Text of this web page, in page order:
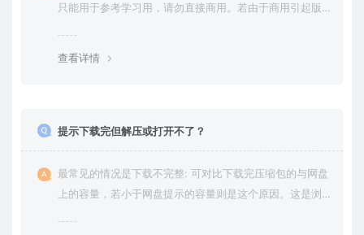
只能用于参考学习用，请勿直接商用。若由于商用引起版
查看详情
提示下载完但解压或打开不了？
最常见的情况是下载不完整: 可对比下载完压缩包的与网盘
上的容量，若小于网盘提示的容量则是这个原因。这是浏